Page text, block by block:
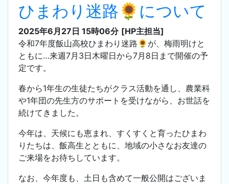
ひまわり迷路🌻について
2025年6月27日 15時06分 [HP主担当]
令和7年度飯山高校ひまわり迷路🌻が、梅雨明けと
ともに…来週7月3日木曜日から7月8日まで開催の予
定です。
春から1年生の生徒たちがクラス活動を通し、農業科
や1年団の先生方のサポートを受けながら、お世話を
続けてきました。
今年は、天候にも恵まれ、すくすくと育ったひまわ
りたちは、飯高生とともに、地域の小さなお友達の
ご来場をお待ちしています。
なお、 今年度も、土日も含めて一般公開はございま